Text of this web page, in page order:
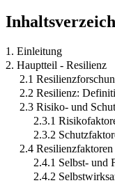
1. Einleitung
2. Hauptteil - Resilienz
2.1
2.2 Resilienz:
2.3 Risiko- und
2.3.1
2.3.2
2.4 Resilienzfaktoren
2.4.1 Selbst- und
2.4.2